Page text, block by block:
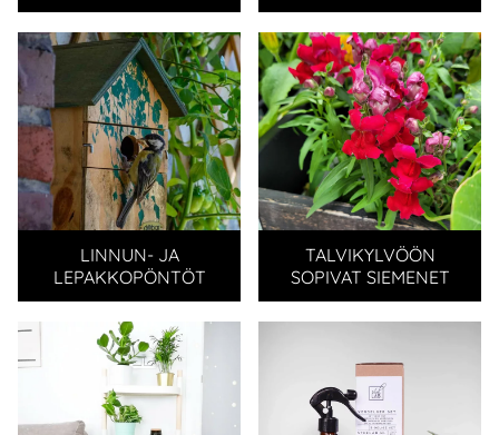
LINNUN- JA
LEPAKKOPÖNTÖT
TALVIKYLVÖÖN
SOPIVAT SIEMENET